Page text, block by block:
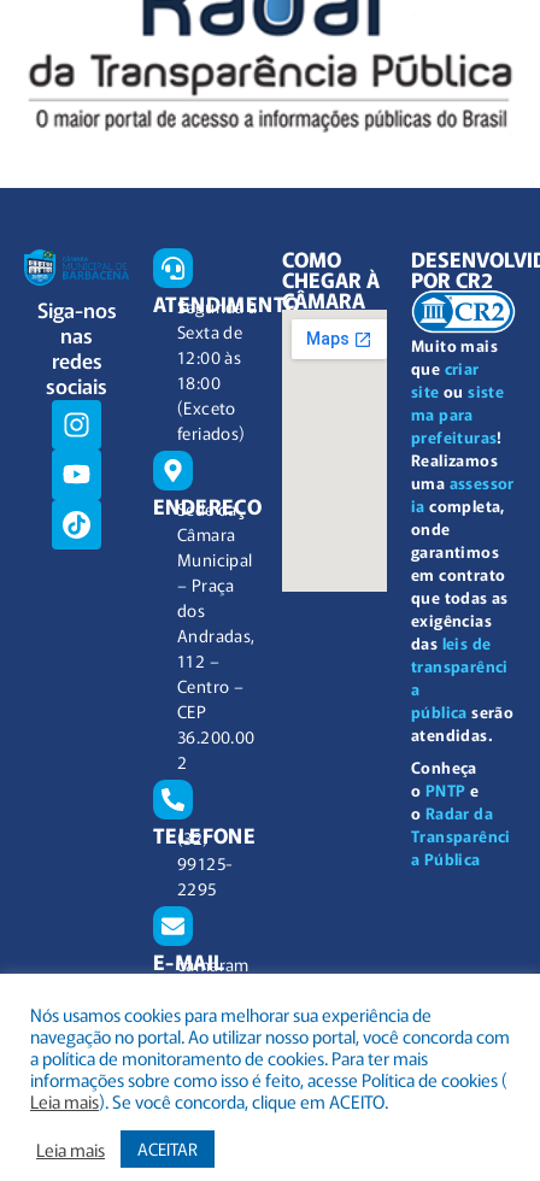
Siga-nos
nas
redes
sociais
ATENDIMENTO
Segunda à
Sexta de
12:00 às
18:00
(Exceto
feriados)
ENDEREÇO
Sede da
Câmara
Municipal
– Praça
dos
Andradas,
112 –
Centro –
CEP
36.200.00
2
TELEFONE
(32)
99125-
2295
E-MAIL
camaram
barbacen
a.mg.gov.
br
COMO
CHEGAR À
CÂMARA
Muito mais
que criar
site ousiste
ma para
prefeituras!
Realizamos
uma assessor
ia completa,
onde
garantimos
em contrato
que todas as
exigências
das leis de
transparênci
a
pública serão
atendidas.
Conheça
o PNTP e
o Radar da
Transparênci
a Pública
POR CR2
Todos os direitos reservados a Câmara Municipal Barbacena
Nós usamos cookies para melhorar sua experiência de
navegação no portal. Ao utilizar nosso portal, você concorda com
a política de monitoramento de cookies. Para ter mais
informações sobre como isso é feito, acesse Política de cookies (
Leia mais). Se você concorda, clique em ACEITO.
Leia mais
ACEITAR